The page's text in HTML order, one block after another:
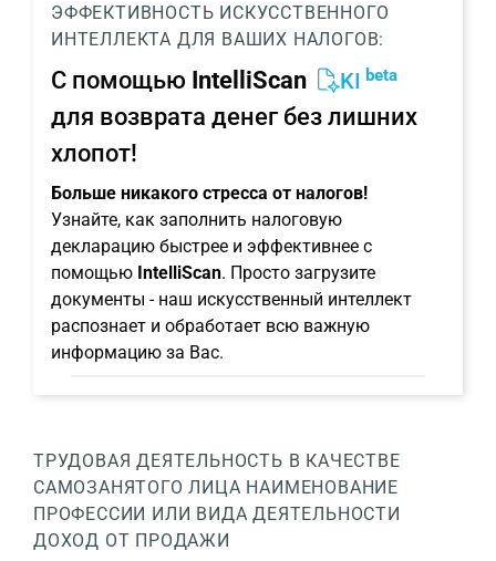
ЭФФЕКТИВНОСТЬ ИСКУССТВЕННОГО
ИНТЕЛЛЕКТА ДЛЯ ВАШИХ НАЛОГОВ:
С помощью IntelliScan KI beta
для возврата денег без лишних
хлопот!
Больше никакого стресса от налогов!
Узнайте, как заполнить налоговую
декларацию быстрее и эффективнее с
помощью IntelliScan. Просто загрузите
документы - наш искусственный интеллект
распознает и обработает всю важную
информацию за Вас.
ТРУДОВАЯ ДЕЯТЕЛЬНОСТЬ В КАЧЕСТВЕ
САМОЗАНЯТОГО ЛИЦА НАИМЕНОВАНИЕ
ПРОФЕССИИ ИЛИ ВИДА ДЕЯТЕЛЬНОСТИ
ДОХОД ОТ ПРОДАЖИ